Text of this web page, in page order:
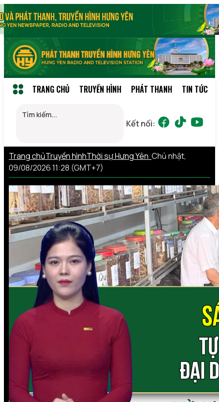
TRANG CHỦ TRUYỀN HÌNH PHÁT THANH TIN TỨC
Kết nối:
Trang chủTruyền hìnhThời sự Hưng Yên Chủ nhật,
09/08/2026 11:28 (GMT+7)